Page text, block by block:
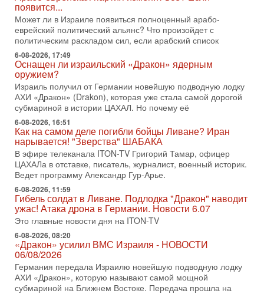
Тегерана и других стран региона. По его словам,
1-08-2026, 17:50
«Русский голос» Израиля: кто заберет его на этот
раз?
Голоса русскоязычных репатриантов не раз кардинально
меняли политический ландшафт Израиля. Достаточно
вспомнить взлет партии «Исраэль ба-алия», когда
31-07-2026, 17:00
Тайны закрытых дверей: о чём на самом деле
молчат Трамп и Нетаньяху?
Недавний визит премьер-министра Израиля Биньямина
Нетаньяху в США и его встреча с Дональдом Трампом
оставили больше вопросов, чем ответов. Полная
31-07-2026, 15:18
Иран готовит покушение на Нетаниягу! Трамп не
хочет эскалации, но КСИР готовит взрыв!
В эфире телеканала ITON-TV СЕРГЕЙ МИГДАЛЬ, эксперт
по вопросам безопасности, офицер запаса
Международного управления полиции Израиля, автор
Битва за разоружение ХАМАСа - НОВОСТИ
31/07/2026
Сегодня президент США Дональд Трамп заявил о
достижении исторического соглашения о полном
разоружении ХАМАСа и других вооруженных группировок в
появится...
Может ли в Израиле появиться полноценный арабо-
еврейский политический альянс? Что произойдет с
политическим раскладом сил, если арабский список
6-08-2026, 17:49
Оснащен ли израильский «Дракон» ядерным
оружием?
Израиль получил от Германии новейшую подводную лодку
АХИ «Дракон» (Drakon), которая уже стала самой дорогой
субмариной в истории ЦАХАЛ. Но почему её
6-08-2026, 16:51
Как на самом деле погибли бойцы Ливане? Иран
нарывается! "Зверства" ШАБАКА
В эфире телеканала ITON-TV Григорий Тамар, офицер
ЦАХАЛа в отставке, писатель, журналист, военный историк.
Ведет программу Александр Гур-Арье.
6-08-2026, 11:59
Гибель солдат в Ливане. Подлодка "Дракон" наводит
ужас! Атака дрона в Германии. Новости 6.07
Это главные новости дня на ITON-TV
6-08-2026, 08:20
«Дракон» усилил ВМС Израиля - НОВОСТИ
06/08/2026
Германия передала Израилю новейшую подводную лодку
АХИ «Дракон», которую называют самой мощной
субмариной на Ближнем Востоке. Передача прошла на